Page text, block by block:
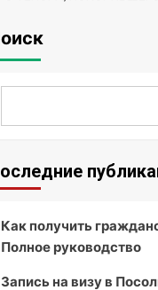
Как получить
Полное руководство
Запись на визу в